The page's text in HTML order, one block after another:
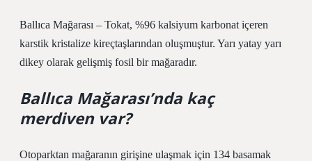
Ballıca Mağarası – Tokat, %96 kalsiyum karbonat içeren
karstik kristalize kireçtaşlarından oluşmuştur. Yarı yatay yarı
dikey olarak gelişmiş fosil bir mağaradır.
Ballıca Mağarası’nda kaç
merdiven var?
Otoparktan mağaranın girişine ulaşmak için 134 basamak